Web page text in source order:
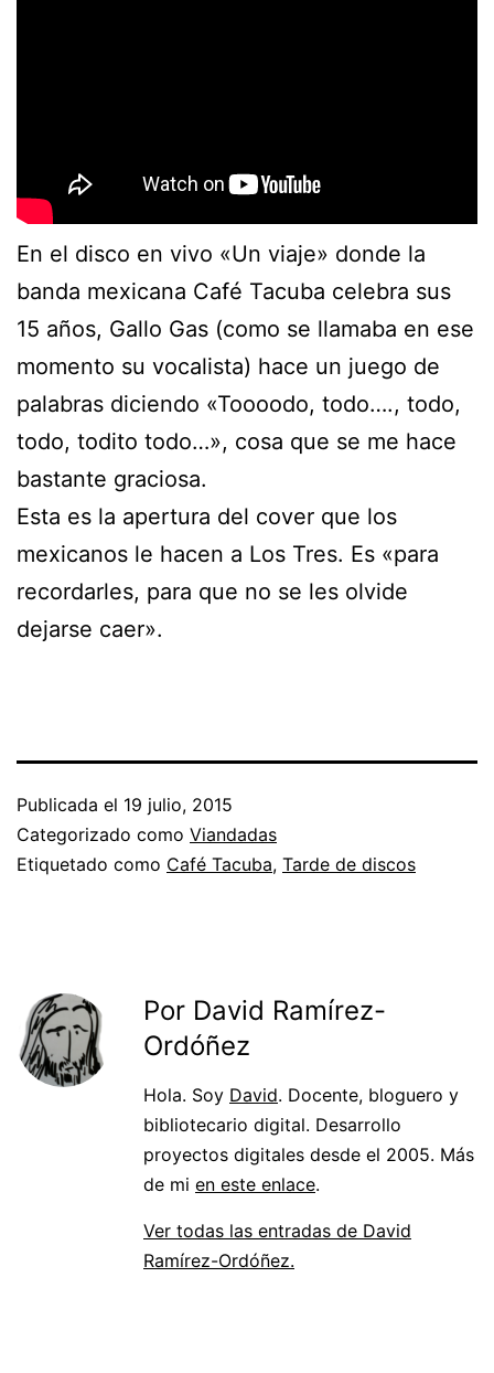
En el disco en vivo «Un viaje» donde la
banda mexicana Café Tacuba celebra sus
15 años, Gallo Gas (como se llamaba en ese
momento su vocalista) hace un juego de
palabras diciendo «Toooodo, todo…., todo,
todo, todito todo…», cosa que se me hace
bastante graciosa.
Esta es la apertura del cover que los
mexicanos le hacen a Los Tres. Es «para
recordarles, para que no se les olvide
dejarse caer».
Publicada el 19 julio, 2015
Categorizado como Viandadas
Etiquetado como Café Tacuba, Tarde de discos
Por David Ramírez-
Ordóñez
Hola. Soy David. Docente, bloguero y
bibliotecario digital. Desarrollo
proyectos digitales desde el 2005. Más
de mi en este enlace.
Ver todas las entradas de David
Ramírez-Ordóñez.